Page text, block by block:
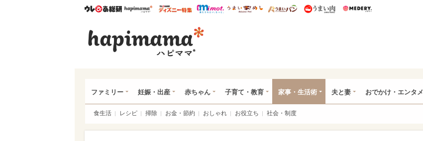
ウレぴあ総研ハピママ* ウレぴあ総研 ディズニー特集
mimot. うまいめし うまいパン うまい肉
ファミリー 妊娠・出産 赤ちゃん 子育て・教育 家事・生活術 夫と妻 おでかけ・エンタメ
食生活 レシピ 掃除 お金・節約 おしゃれ お役立ち 社会・制度